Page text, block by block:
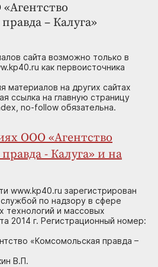
– Калуга»
сайта возможно только в
как первоисточника
материалов на других сайтах
ссылка на главную страницу
no-follow обязательна.
ООО «Агентство
- Калуга» и на
www.kp40.ru зарегистрирован
по надзору в сфере
технологий и массовых
2014 г. Регистрационный номер:
«Комсомольская правда –
В.П.